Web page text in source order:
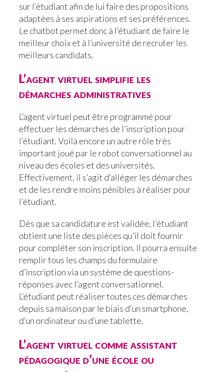
sur l’étudiant afin de lui faire des propositions
adaptées à ses aspirations et ses préférences.
Le chatbot permet donc à l’étudiant de faire le
meilleur choix et à l’université de recruter les
meilleurs candidats.
L’agent virtuel simplifie les
démarches administratives
L’agent virtuel peut être programmé pour
effectuer les démarches de l’inscription pour
l’étudiant. Voilà encore un autre rôle très
important joué par le robot conversationnel au
niveau des écoles et des universités.
Effectivement, il s’agit d’alléger les démarches
et de les rendre moins pénibles à réaliser pour
l’étudiant.
Dès que sa candidature est validée, l’étudiant
obtient une liste des pièces qu’il doit fournir
pour compléter son inscription. Il pourra ensuite
remplir tous les champs du formulaire
d’inscription via un système de questions-
réponses avec l’agent conversationnel.
L’étudiant peut réaliser toutes ces démarches
depuis sa maison par le biais d’un smartphone,
d’un ordinateur ou d’une tablette.
L’agent virtuel comme assistant
pédagogique d’une école ou